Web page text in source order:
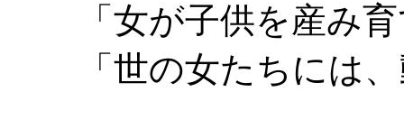
「女が子供を産み育
「世の女たちには、